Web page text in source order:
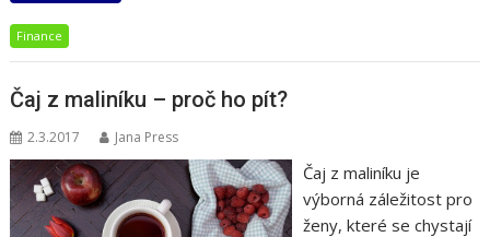
Finance
Čaj z maliníku – proč ho pít?
2.3.2017 Jana Press
Čaj z maliníku je
výborná záležitost pro
ženy, které se chystají